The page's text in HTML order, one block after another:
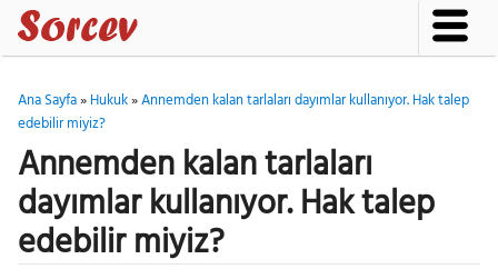
Ana Sayfa»Hukuk»Annemden kalan tarlaları dayımlar kullanıyor. Hak talep
edebilir miyiz?
Annemden kalan tarlaları
dayımlar kullanıyor. Hak talep
edebilir miyiz?